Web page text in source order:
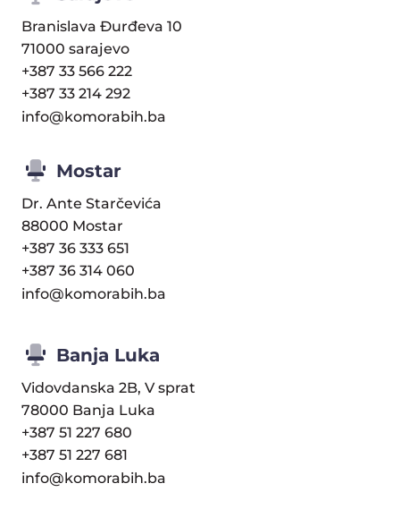
Branislava Đurđeva 10
71000 sarajevo
+387 33 566 222
+387 33 214 292
info@komorabih.ba
Mostar
Dr. Ante Starčevića
88000 Mostar
+387 36 333 651
+387 36 314 060
info@komorabih.ba
Banja Luka
Vidovdanska 2B, V sprat
78000 Banja Luka
+387 51 227 680
+387 51 227 681
info@komorabih.ba